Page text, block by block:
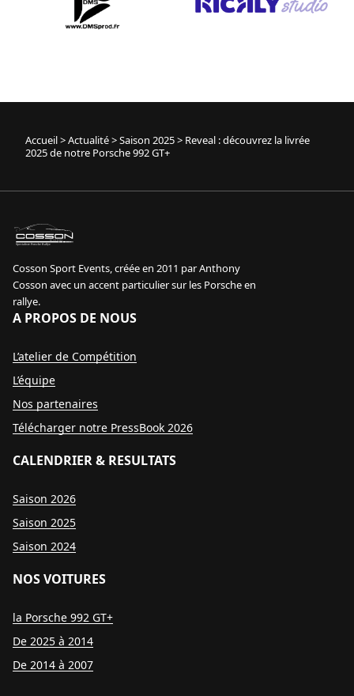
Accueil>Actualité>Saison 2025> Reveal : découvrez la livrée
2025 de notre Porsche 992 GT+
sport event
Specialiste Porsche Rallye
Cosson Sport Events, créée en 2011 par Anthony
Cosson avec un accent particulier sur les Porsche en
rallye.
A PROPOS DE NOUS
L’atelier de Compétition
L’équipe
Nos partenaires
Télécharger notre PressBook 2026
CALENDRIER & RESULTATS
Saison 2026
Saison 2025
Saison 2024
NOS VOITURES
la Porsche 992 GT+
De 2025 à 2014
De 2014 à 2007